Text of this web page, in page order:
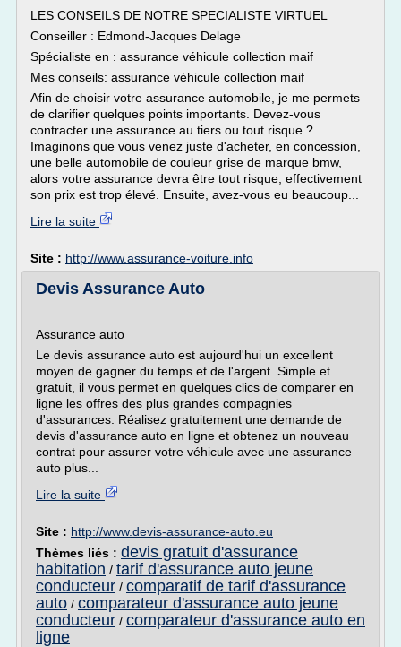
LES CONSEILS DE NOTRE SPECIALISTE VIRTUEL
Conseiller : Edmond-Jacques Delage
Spécialiste en : assurance véhicule collection maif
Mes conseils: assurance véhicule collection maif
Afin de choisir votre assurance automobile, je me permets
de clarifier quelques points importants. Devez-vous
contracter une assurance au tiers ou tout risque ?
Imaginons que vous venez juste d'acheter, en concession,
une belle automobile de couleur grise de marque bmw,
alors votre assurance devra être tout risque, effectivement
son prix est trop élevé. Ensuite, avez-vous eu beaucoup...
Lire la suite
Site : http://www.assurance-voiture.info
Devis Assurance Auto
Assurance auto
Le devis assurance auto est aujourd'hui un excellent
moyen de gagner du temps et de l'argent. Simple et
gratuit, il vous permet en quelques clics de comparer en
ligne les offres des plus grandes compagnies
d'assurances. Réalisez gratuitement une demande de
devis d'assurance auto en ligne et obtenez un nouveau
contrat pour assurer votre véhicule avec une assurance
auto plus...
Lire la suite
Site : http://www.devis-assurance-auto.eu
Thèmes liés : devis gratuit d'assurance
habitation / tarif d'assurance auto jeune
conducteur / comparatif de tarif d'assurance
auto / comparateur d'assurance auto jeune
conducteur / comparateur d'assurance auto en
ligne